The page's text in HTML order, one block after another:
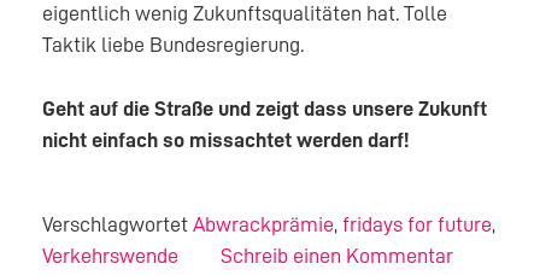
eigentlich wenig Zukunftsqualitäten hat. Tolle
Taktik liebe Bundesregierung.
Geht auf die Straße und zeigt dass unsere Zukunft
nicht einfach so missachtet werden darf!
Verschlagwortet Abwrackprämie fridays for future
Verkehrswende
Schreib einen Kommentar